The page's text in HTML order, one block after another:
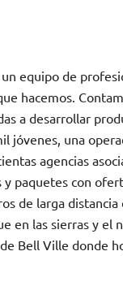
equipo de
hacemos.
a desarrollar
jóvenes, una
agencias
y paquetes con
de larga
en las sierras y el
Bell Ville donde